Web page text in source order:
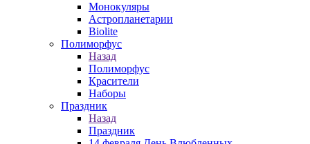
Монокуляры
Астропланетарии
Biolite
Полиморфус
Назад
Полиморфус
Красители
Наборы
Праздник
Назад
Праздник